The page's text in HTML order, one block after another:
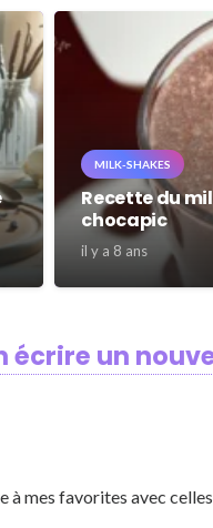
MILK-SHAKES
Recette du
chocapic
il y a 8 ans
écrire un
mes favorites avec